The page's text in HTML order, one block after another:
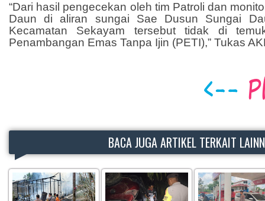
“Dari hasil pengecekan oleh tim Patroli dan
Daun di aliran sungai Sae Dusun Sungai
Kecamatan Sekayam tersebut tidak di
Penambangan Emas Tanpa Ijin (PETI),” Tukas
BACA JUGA ARTIKEL TERKAIT